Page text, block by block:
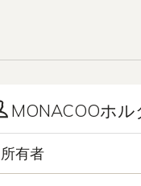
MONACOOホル
所有者